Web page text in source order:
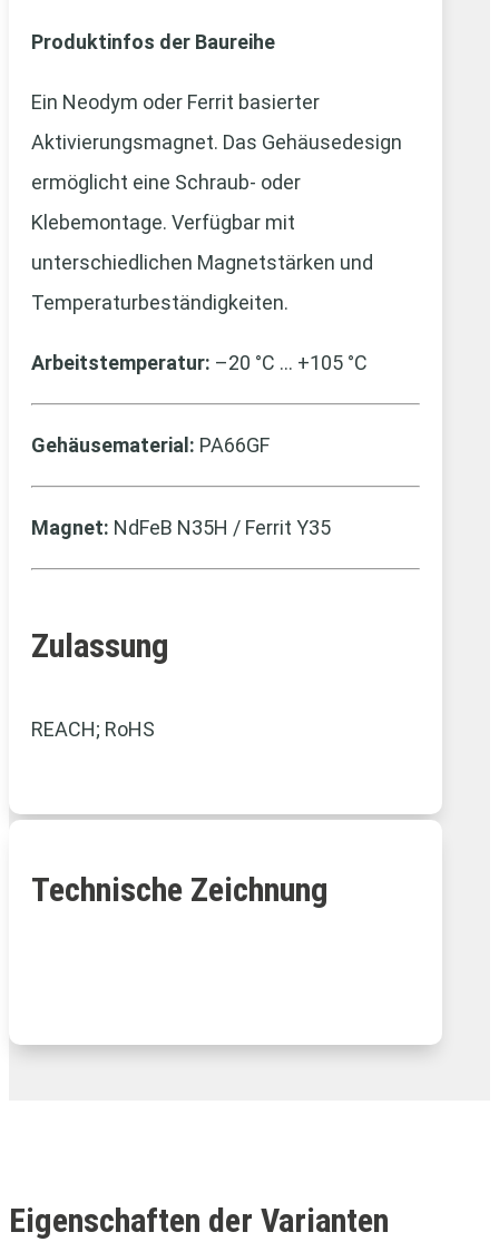
Produktinfos der Baureihe
Ein Neodym oder Ferrit basierter
Aktivierungsmagnet. Das Gehäusedesign
ermöglicht eine Schraub- oder
Klebemontage. Verfügbar mit
unterschiedlichen Magnetstärken und
Temperaturbeständigkeiten.
Arbeitstemperatur: –20 °C … +105 °C
Gehäusematerial: PA66GF
Magnet: NdFeB N35H / Ferrit Y35
Zulassung
REACH; RoHS
Technische Zeichnung
Eigenschaften der Varianten